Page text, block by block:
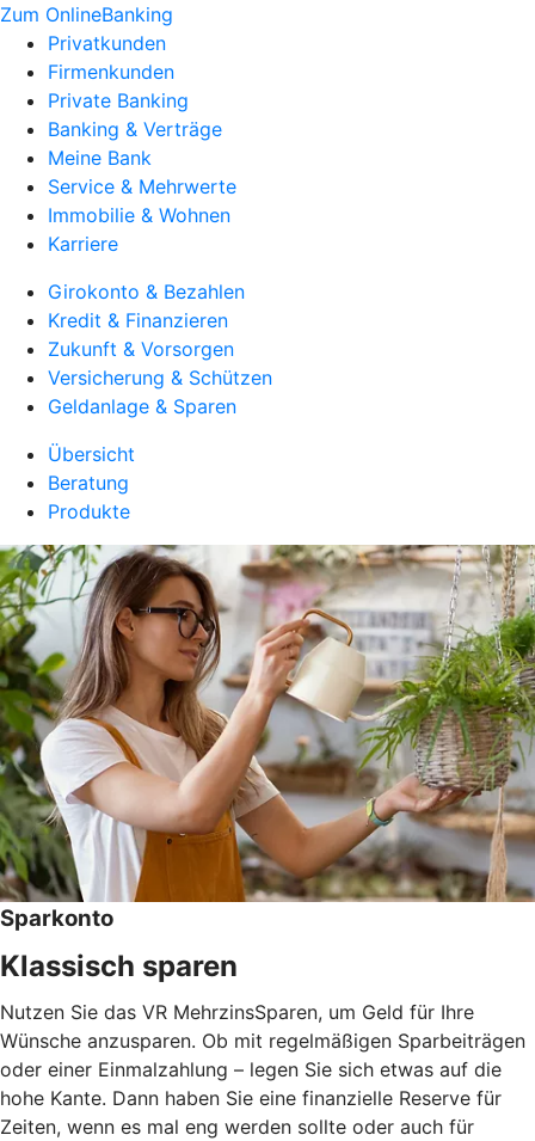
Zum OnlineBanking
Privatkunden
Firmenkunden
Private Banking
Banking & Verträge
Meine Bank
Service & Mehrwerte
Immobilie & Wohnen
Karriere
Girokonto & Bezahlen
Kredit & Finanzieren
Zukunft & Vorsorgen
Versicherung & Schützen
Geldanlage & Sparen
Übersicht
Beratung
Produkte
Sparkonto
Klassisch sparen
Nutzen Sie das VR MehrzinsSparen, um Geld für Ihre
Wünsche anzusparen. Ob mit regelmäßigen Sparbeiträgen
oder einer Einmalzahlung – legen Sie sich etwas auf die
hohe Kante. Dann haben Sie eine finanzielle Reserve für
Zeiten, wenn es mal eng werden sollte oder auch für